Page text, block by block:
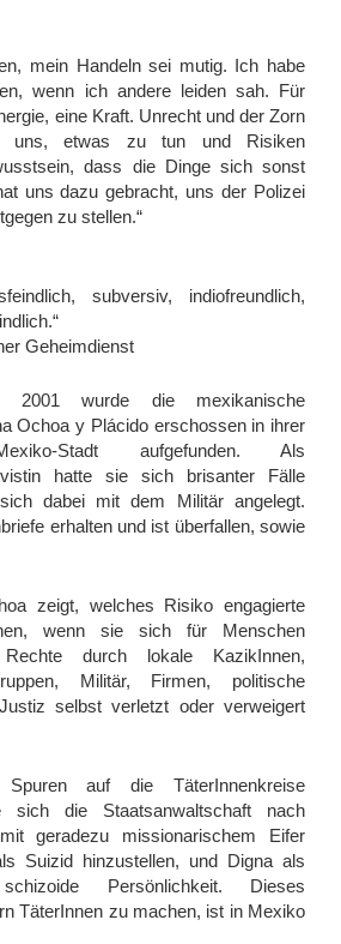
Jacobo
Gloria
der
Menschenrechtsbeobachter_innen
mein Handeln sei mutig. Ich habe
wenn ich andere leiden sah. Für
eine Kraft. Unrecht und der Zorn
uns, etwas zu tun und Risiken
dass die Dinge sich sonst
uns dazu gebracht, uns der Polizei
zu stellen.“
subversiv, indiofreundlich,
Geheimdienst
wurde die mexikanische
Ochoa y Plácido erschossen in ihrer
Stadt aufgefunden. Als
hatte sie sich brisanter Fälle
dabei mit dem Militär angelegt.
erhalten und ist überfallen, sowie
zeigt, welches Risiko engagierte
wenn sie sich für Menschen
durch lokale KazikInnen,
Militär, Firmen, politische
selbst verletzt oder verweigert
auf die TäterInnenkreise
sich die Staatsanwaltschaft nach
geradezu missionarischem Eifer
Suizid hinzustellen, und Digna als
schizoide Persönlichkeit. Dieses
TäterInnen zu machen, ist in Mexiko